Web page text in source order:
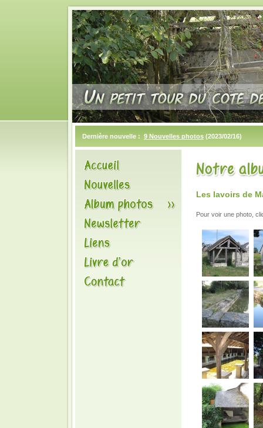
Dernière nouvelle : 9 Nouvelles photos (2023/02/16)
Les lavoirs de
Pour voir une photo,